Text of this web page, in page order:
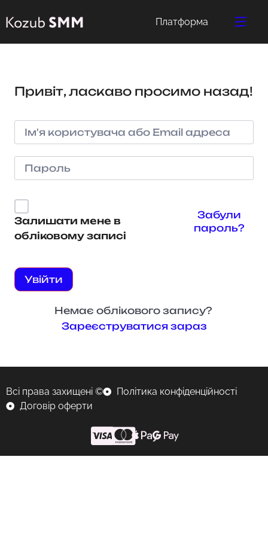
Платформа
Привіт, ласкаво просимо назад!
Залишати мене в
обліковому записі
Забули
пароль?
Увійти
Немає облікового запису?
Зареєструватися зараз
Всі права захищені ©
Політика конфіденційності
Договір оферти